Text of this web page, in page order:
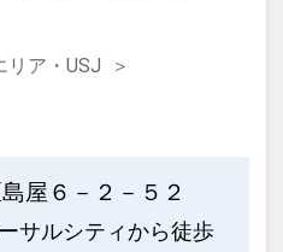
リア・USJ
屋６－２－５２
サルシティから徒歩